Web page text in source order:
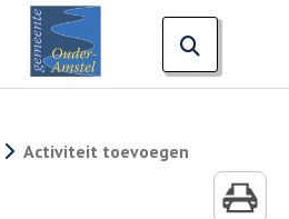
Activiteit toevoegen